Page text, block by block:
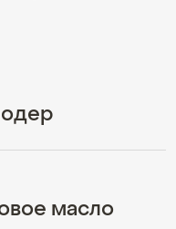
масло